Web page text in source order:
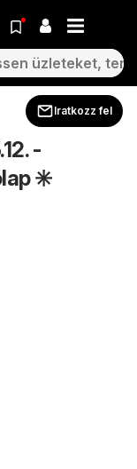
Iratkozz fel
-
✳️